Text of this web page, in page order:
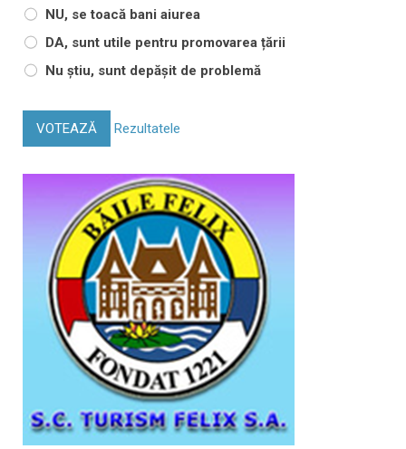
NU, se toacă bani aiurea
DA, sunt utile pentru promovarea țării
Nu știu, sunt depășit de problemă
VOTEAZĂ Rezultatele